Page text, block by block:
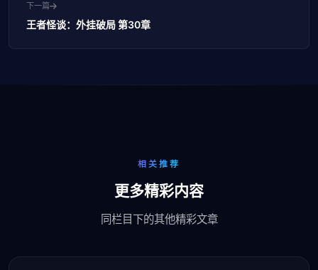
下一篇
王者怪谈：外挂破局 第30章
相关推荐
更多精彩内容
同栏目下的其他精彩文章